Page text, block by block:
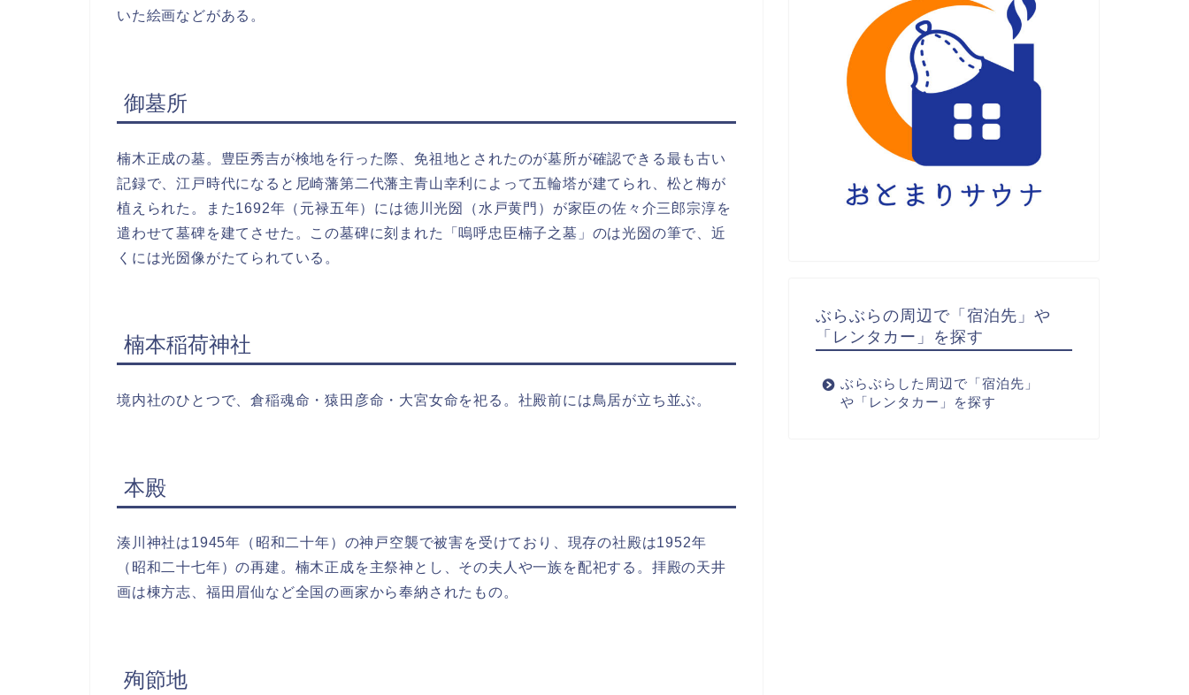
いた絵画などがある。
御墓所
楠木正成の墓。豊臣秀吉が検地を行った際、免祖地とされたのが墓所が確認できる最も古い
記録で、江戸時代になると尼崎藩第二代藩主青山幸利によって五輪塔が建てられ、松と梅が
植えられた。また1692年（元禄五年）には徳川光圀（水戸黄門）が家臣の佐々介三郎宗淳を
遣わせて墓碑を建てさせた。この墓碑に刻まれた「嗚呼忠臣楠子之墓」のは光圀の筆で、近
くには光圀像がたてられている。
楠本稲荷神社
境内社のひとつで、倉稲魂命・猿田彦命・大宮女命を祀る。社殿前には鳥居が立ち並ぶ。
本殿
湊川神社は1945年（昭和二十年）の神戸空襲で被害を受けており、現存の社殿は1952年
（昭和二十七年）の再建。楠木正成を主祭神とし、その夫人や一族を配祀する。拝殿の天井
画は棟方志、福田眉仙など全国の画家から奉納されたもの。
殉節地
ぶらぶらの周辺で「宿泊先」や
「レンタカー」を探す
ぶらぶらした周辺で「宿泊先」
や「レンタカー」を探す